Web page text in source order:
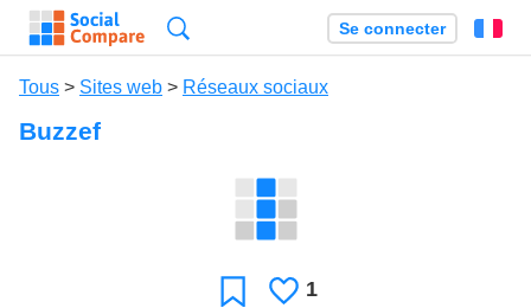
Se connecter
Tous > Sites web > Réseaux sociaux
Buzzef
Favori J'aime
1